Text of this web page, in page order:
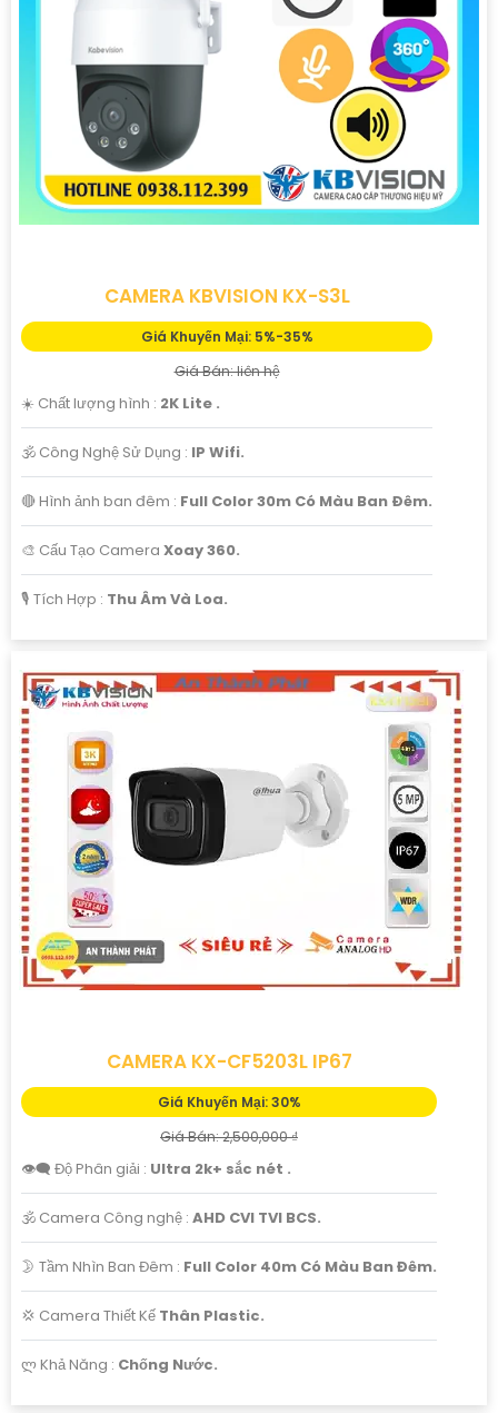
CAMERA KBVISION KX-S3L
Giá Khuyến Mại: 5%-35%
Giá Bán: liên hệ
☀️ Chất lượng hình : 2K Lite .
🕉️ Công Nghệ Sử Dụng : IP Wifi.
🔴 Hình ảnh ban đêm : Full Color 30m Có Màu Ban Ðêm.
🎨 Cấu Tạo Camera Xoay 360.
️🎙 Tích Hợp : Thu Âm Và Loa.
CAMERA KX-CF5203L IP67
Giá Khuyến Mại: 30%
Giá Bán: 2,500,000 ₫
👁️‍🗨 Độ Phân giải : Ultra 2k+ sắc nét .
🕉️ Camera Công nghệ : AHD CVI TVI BCS.
🌛 Tầm Nhìn Ban Đêm : Full Color 40m Có Màu Ban Đêm.
💢 Camera Thiết Kế Thân Plastic.
️ლ Khả Năng : Chống Nước.